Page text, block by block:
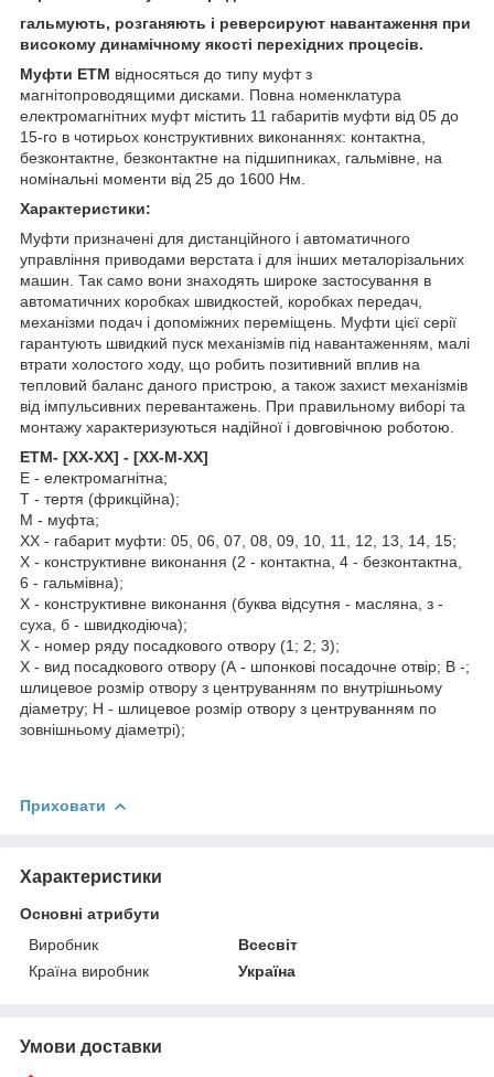
гальмують, розганяють і реверсируют навантаження при
високому динамічному якості перехідних процесів.
Муфти ЕТМ відносяться до типу муфт з
магнітопроводящими дисками. Повна номенклатура
електромагнітних муфт містить 11 габаритів муфти від 05 до
15-го в чотирьох конструктивних виконаннях: контактна,
безконтактне, безконтактне на підшипниках, гальмівне, на
номінальні моменти від 25 до 1600 Нм.
Характеристики:
Муфти призначені для дистанційного і автоматичного
управління приводами верстата і для інших металорізальних
машин. Так само вони знаходять широке застосування в
автоматичних коробках швидкостей, коробках передач,
механізми подач і допоміжних переміщень. Муфти цієї серії
гарантують швидкий пуск механізмів під навантаженням, малі
втрати холостого ходу, що робить позитивний вплив на
тепловий баланс даного пристрою, а також захист механізмів
від імпульсивних перевантажень. При правильному виборі та
монтажу характеризуються надійної і довговічною роботою.
ЕТМ- [ХХ-ХХ] - [ХХ-М-ХХ]
Е - електромагнітна;
Т - тертя (фрикційна);
М - муфта;
ХХ - габарит муфти: 05, 06, 07, 08, 09, 10, 11, 12, 13, 14, 15;
Х - конструктивне виконання (2 - контактна, 4 - безконтактна,
6 - гальмівна);
Х - конструктивне виконання (буква відсутня - масляна, з -
суха, б - швидкодіюча);
Х - номер ряду посадкового отвору (1; 2; 3);
Х - вид посадкового отвору (А - шпонкові посадочне отвір; В -;
шлицевое розмір отвору з центруванням по внутрішньому
діаметру; Н - шлицевое розмір отвору з центруванням по
зовнішньому діаметрі);
Приховати
Характеристики
Основні атрибути
Виробник
Всесвіт
Країна виробник
Україна
Умови доставки